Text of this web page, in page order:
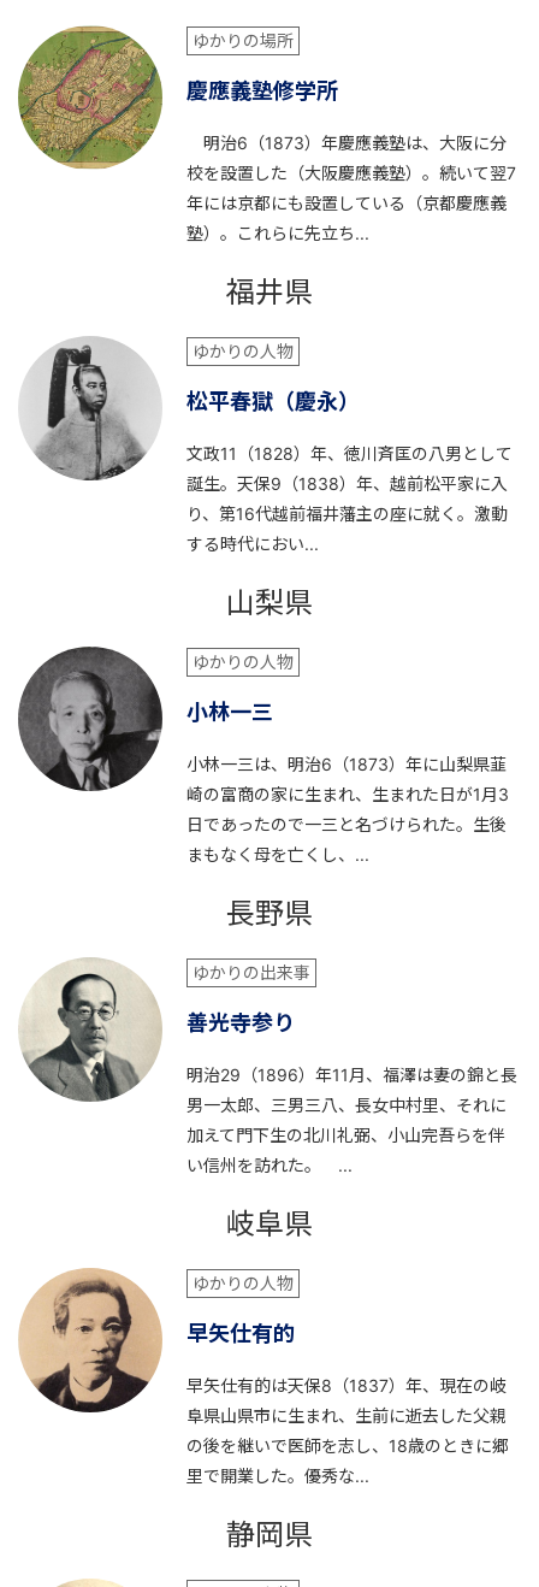
ゆかりの場所
慶應義塾修学所
明治6（1873）年慶應義塾は、大阪に分
校を設置した（大阪慶應義塾）。続いて翌7
年には京都にも設置している（京都慶應義
塾）。これらに先立ち...
福井県
ゆかりの人物
松平春獄（慶永）
文政11（1828）年、徳川斉匡の八男として
誕生。天保9（1838）年、越前松平家に入
り、第16代越前福井藩主の座に就く。激動
する時代におい...
山梨県
ゆかりの人物
小林一三
小林一三は、明治6（1873）年に山梨県韮
崎の富商の家に生まれ、生まれた日が1月3
日であったので一三と名づけられた。生後
まもなく母を亡くし、...
長野県
ゆかりの出来事
善光寺参り
明治29（1896）年11月、福澤は妻の錦と長
男一太郎、三男三八、長女中村里、それに
加えて門下生の北川礼弼、小山完吾らを伴
い信州を訪れた。 ...
岐阜県
ゆかりの人物
早矢仕有的
早矢仕有的は天保8（1837）年、現在の岐
阜県山県市に生まれ、生前に逝去した父親
の後を継いで医師を志し、18歳のときに郷
里で開業した。優秀な...
静岡県